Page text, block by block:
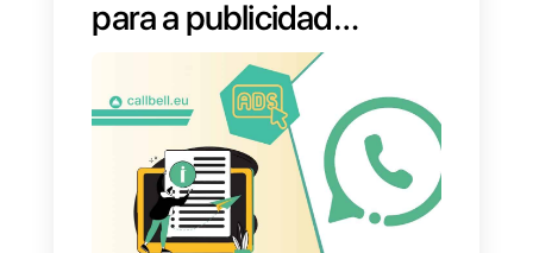
uma guia pratica
para a publicidade
no WhatsApp